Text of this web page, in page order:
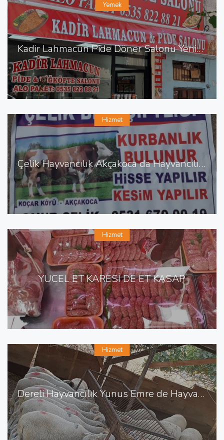
Kadir Lahmacun Pide Döner Salonu Yenişehir de Lahmacun Pide
Yemek
Çelik Hayvancılık Akçakoca da Hayvancılık Besicilik
Hizmet
YÜCEL ET KARESİ DE ET KASAP
Hizmet
Dereli Hayvancılık Yunus Emre de Hayvancılık Besicilik
Hizmet